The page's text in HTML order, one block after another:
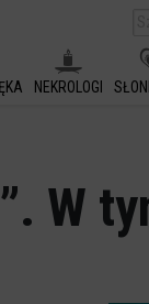
NEKROLOGI
W